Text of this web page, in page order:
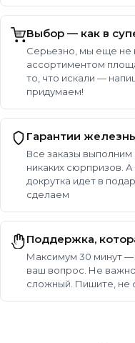
Выбор — как в
Серьезно, мы еще не
ассортиментом
то, что искали —
придумаем!
Гарантии
Все заказы выполним
никаких сюрпризов.
докрутка идет в
сделаем
Поддержка,
Максимум 30 минут
ваш вопрос. Не
сложный. Пишите, не